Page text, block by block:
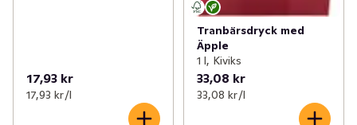
17,93 kr
17,93 kr /l
Tranbärsdryck med
Äpple
1 l, Kiviks
33,08 kr
33,08 kr /l